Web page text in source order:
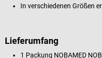
In verschiedenen Größen
Lieferumfang
1 Packung NOBAMED